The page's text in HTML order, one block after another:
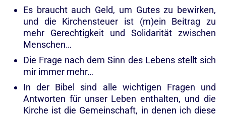
Es braucht auch Geld, um Gutes zu bewirken,
und die Kirchensteuer ist (m)ein Beitrag zu
mehr Gerechtigkeit und Solidarität zwischen
Menschen…
Die Frage nach dem Sinn des Lebens stellt sich
mir immer mehr…
In der Bibel sind alle wichtigen Fragen und
Antworten für unser Leben enthalten, und die
Kirche ist die Gemeinschaft, in denen ich diese